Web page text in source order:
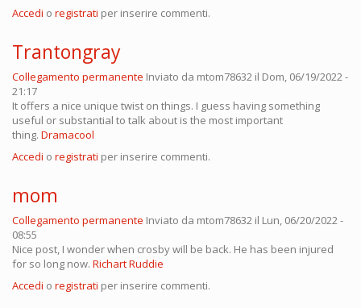
Accedi o registrati per inserire commenti.
Trantongray
Collegamento permanente Inviato da mtom78632 il Dom, 06/19/2022 -
21:17
It offers a nice unique twist on things. I guess having something
useful or substantial to talk about is the most important
thing. Dramacool
Accedi o registrati per inserire commenti.
mom
Collegamento permanente Inviato da mtom78632 il Lun, 06/20/2022 -
08:55
Nice post, I wonder when crosby will be back. He has been injured
for so long now. Richart Ruddie
Accedi o registrati per inserire commenti.